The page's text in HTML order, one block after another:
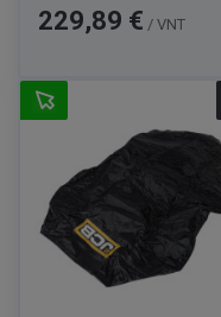
Kaina
229,89 € / VNT